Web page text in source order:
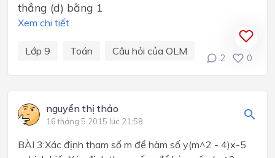
thẳng (d) bằng 1
Xem chi tiết
Lớp 9 Toán Câu hỏi của OLM
2 0
nguyển thị thảo
16 tháng 5 2015 lúc 21:58
BÀI 3:Xác định tham số m để hàm số y(m^2 - 4)x-5